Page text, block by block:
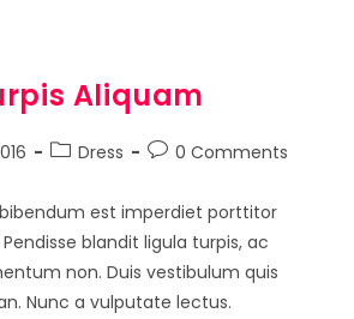
Aliquam
Dress 0 Comments
est imperdiet porttitor
blandit ligula turpis, ac
non. Duis vestibulum quis
Nunc a vulputate lectus.